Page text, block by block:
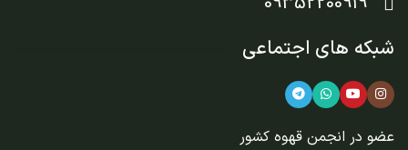
شبکه های اجتماعی
عضو در انجمن قهوه کشور